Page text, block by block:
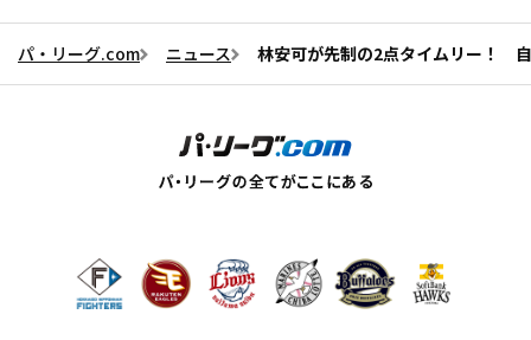
パ・リーグ.com ニュース 林安可が先制の2点タイムリー！